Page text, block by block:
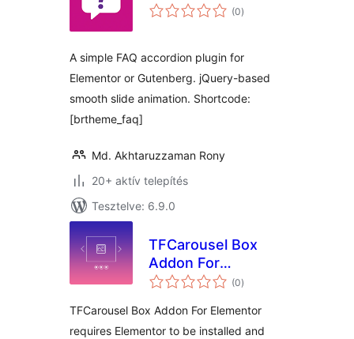
(0értékelés
összesen
)
A simple FAQ accordion plugin for
Elementor or Gutenberg. jQuery-based
smooth slide animation. Shortcode:
[brtheme_faq]
Md. Akhtaruzzaman Rony
20+ aktív telepítés
Tesztelve: 6.9.0
TFCarousel Box
Addon For
Elementor
(0értékelés
összesen
)
TFCarousel Box Addon For Elementor
requires Elementor to be installed and